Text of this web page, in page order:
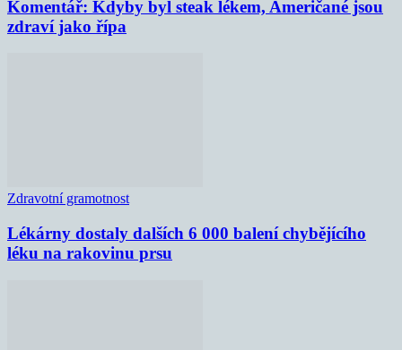
Komentář: Kdyby byl steak lékem, Američané jsou
zdraví jako řípa
Zdravotní gramotnost
Lékárny dostaly dalších 6 000 balení chybějícího
léku na rakovinu prsu